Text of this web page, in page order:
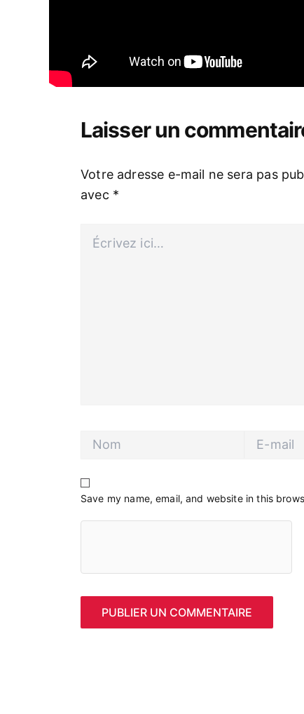
Laisser un
Votre adresse e-mail ne sera pas
avec *
ici…
Nom
mail
Save my name, email, and website in this